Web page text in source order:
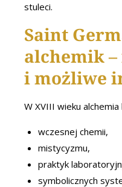
stuleci.
Saint
alchemik
i możliwe
W XVIII wieku alchemia
wczesnej chemii,
mistycyzmu,
praktyk
symbolicznych